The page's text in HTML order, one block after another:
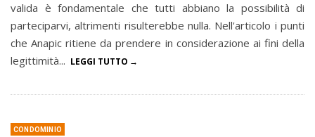
valida è fondamentale che tutti abbiano la possibilità di
parteciparvi, altrimenti risulterebbe nulla. Nell'articolo i punti
che Anapic ritiene da prendere in considerazione ai fini della
legittimità... LEGGI TUTTO
CONDOMINIO